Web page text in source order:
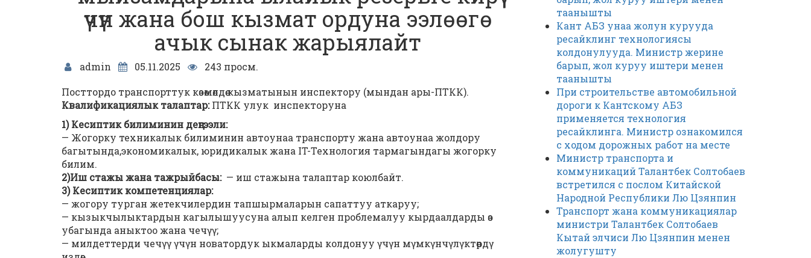
үчүн жана бош кызмат ордуна ээлөөгө
ачык сынак жарыялайт
admin 05.11.2025
243 просм.
Посттордо транспорттук көзөмөлдөө кызматынын инспектору (мындан ары-ПТКК).
Квалификациялык талаптар:ПТКК улук инспекторуна
1) Кесиптик билиминин деңгээли:
— Жогорку техникалык билиминин автоунаа транспорту жана автоунаа жолдору
багытында,экономикалык, юридикалык жана IT-Технология тармагындагы жогорку
билим.
2)Иш стажы жана тажрыйбасы: — иш стажына талаптар коюлбайт.
3) Кесиптик компетенциялар:
— жогору турган жетекчилердин тапшырмаларын сапаттуу аткаруу;
— кызыкчылыктардын кагылышуусуна алып келген проблемалуу кырдаалдарды өз
убагында аныктоо жана чечүү;
— милдеттерди чечүү үчүн новатордук ыкмаларды колдонуу үчүн мүмкүнчүлүктөрдү
таанышты
Кант АБЗ унаа жолун курууда
ресайклинг технологиясы
колдонулууда. Министр жерине
барып, жол куруу иштери менен
таанышты
При строительстве автомобильной
дороги к Кантскому АБЗ
применяется технология
ресайклинга. Министр ознакомился
с ходом дорожных работ на месте
Министр транспорта и
коммуникаций Талантбек Солтобаев
встретился с послом Китайской
Народной Республики Лю Цзянпин
Транспорт жана коммуникациялар
министри Талантбек Солтобаев
Кытай элчиси Лю Цзянпин менен
жолугушту